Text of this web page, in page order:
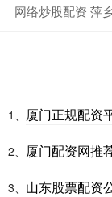
网络炒股配资 萍
1、 厦门正规配资
2、 厦门配资网推
3、 山东股票配资